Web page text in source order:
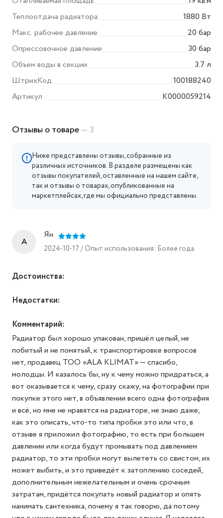
Теплоотдача радиатора
1880 Вт
Макс. рабочее давление
20 бар
Опрессовочное давление
30 бар
Объем воды в секции
3.7 л
ШтрихКод
100188240
Артикул
K0000059214
Отзывы о товаре— 3
Ниже представлены отзывы, собранные из
различных источников. В разделе размещены как
отзывы покупателей, оставленные на нашем сайте,
так и отзывы о товарах, опубликованные на
маркетплейсах, где мы официально представлены.
A
Ян
2024-10-17 / Опыт использования: Более года
Достоинства:
Недостатки:
Комментарий:
Радиатор был хорошо упакован, пришёл целый, не
побитый и не помятый, к транспортировке вопросов
нет, продавец ТОО «ALA KLIMAT» — спасибо,
молодцы. И казалось бы, ну к чему можно придраться, а
вот оказывается к чему, сразу скажу, на фотографии при
покупке этого нет, в объявлении всего одна фотография
и всё, но мне не нравятся на радиаторе, не знаю даже,
как это описать, что-то типа пробки это или что, в
отзыве я приложил фотографию, то есть при большем
давлении или когда будут промывать под давлением
радиатор, то эти пробки могут вылететь со свистом, их
может выбить, и это приведёт к затоплению соседей,
дополнительным нежелательным и очень срочным
затратам, придётся покупать новый радиатор и опять
нанимать сантехника, почему я так говорю, да потому